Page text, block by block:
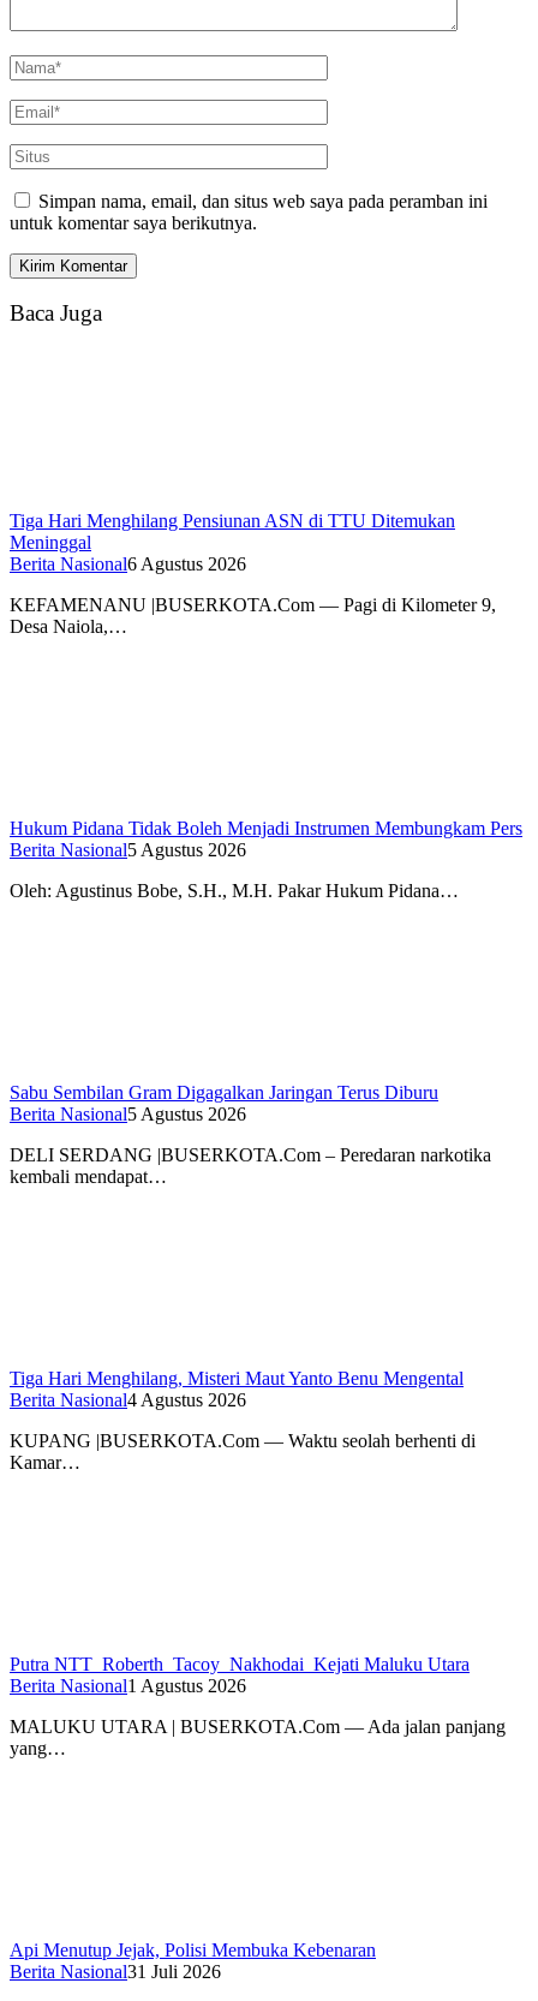
Simpan nama, email, dan situs web saya pada peramban ini
untuk komentar saya berikutnya.
Baca Juga
Tiga Hari Menghilang Pensiunan ASN di TTU Ditemukan
Meninggal
Berita Nasional6 Agustus 2026
KEFAMENANU |BUSERKOTA.Com — Pagi di Kilometer 9,
Desa Naiola,…
Hukum Pidana Tidak Boleh Menjadi Instrumen Membungkam Pers
Berita Nasional5 Agustus 2026
Oleh: Agustinus Bobe, S.H., M.H. Pakar Hukum Pidana…
Sabu Sembilan Gram Digagalkan Jaringan Terus Diburu
Berita Nasional5 Agustus 2026
DELI SERDANG |BUSERKOTA.Com – Peredaran narkotika
kembali mendapat…
Tiga Hari Menghilang, Misteri Maut Yanto Benu Mengental
Berita Nasional4 Agustus 2026
KUPANG |BUSERKOTA.Com — Waktu seolah berhenti di
Kamar…
Putra NTT Roberth Tacoy Nakhodai Kejati Maluku Utara
Berita Nasional1 Agustus 2026
MALUKU UTARA | BUSERKOTA.Com — Ada jalan panjang
yang…
Api Menutup Jejak, Polisi Membuka Kebenaran
Berita Nasional31 Juli 2026